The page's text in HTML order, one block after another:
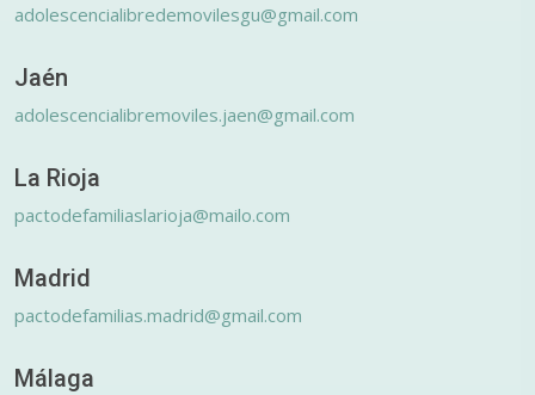
adolescencialibredemovilesgu@gmail.com
Jaén
adolescencialibremoviles.jaen@gmail.com
La Rioja
pactodefamiliaslarioja@mailo.com
Madrid
pactodefamilias.madrid@gmail.com
Málaga